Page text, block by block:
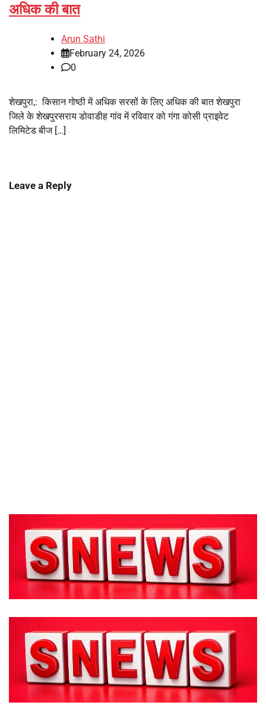
अधिक की बात
Arun Sathi
February 24, 2026
0
शेखपुरा,: किसान गोष्ठी में अधिक सरसों के लिए अधिक की बात शेखपुरा
जिले के शेखपुरसराय डोवाडीह गांव में रविवार को गंगा कोसी प्राइवेट
लिमिटेड बीज […]
Leave a Reply